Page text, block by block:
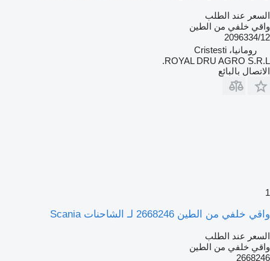
السعر عند الطلب
واقي خلفي من الطين
2096334/12
رومانيا، Cristesti
ROYAL DRU AGRO S.R.L.
الاتصال بالبائع
1
واقي خلفي من الطين 2668246 لـ الشاحنات Scania
السعر عند الطلب
واقي خلفي من الطين
2668246